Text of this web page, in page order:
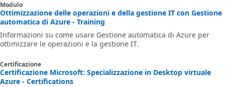
Modulo
Ottimizzazione delle operazioni e della gestione IT con Gestione
automatica di Azure - Training
Informazioni su come usare Gestione automatica di Azure per
ottimizzare le operazioni e la gestione IT.
Certificazione
Certificazione Microsoft: Specializzazione in Desktop virtuale
Azure - Certifications